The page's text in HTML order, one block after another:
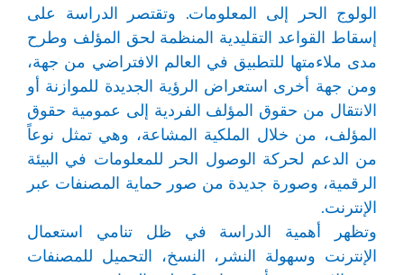
الولوج الحر إلى المعلومات. وتقتصر الدراسة على
إسقاط القواعد التقليدية المنظمة لحق المؤلف وطرح
مدى ملاءمتها للتطبيق في العالم الافتراضي من جهة،
ومن جهة أخرى استعراض الرؤية الجديدة للموازنة أو
الانتقال من حقوق المؤلف الفردية إلى عمومية حقوق
المؤلف، من خلال الملكية المشاعة، وهي تمثل نوعاً
من الدعم لحركة الوصول الحر للمعلومات في البيئة
الرقمية، وصورة جديدة من صور حماية المصنفات عبر
الإنترنت.
وتظهر أهمية الدراسة في ظل تنامي استعمال
الإنترنت وسهولة النشر، النسخ، التحميل للمصنفات